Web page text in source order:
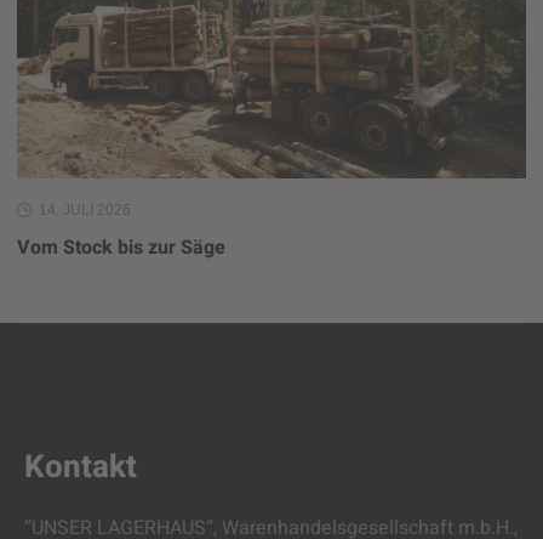
14. JULI 2026
Vom Stock bis zur Säge
Kontakt
“UNSER LAGERHAUS“, Warenhandelsgesellschaft m.b.H.,